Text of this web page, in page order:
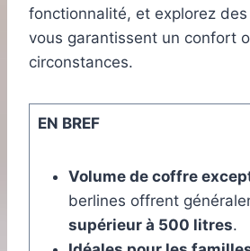
fonctionnalité, et explorez
vous garantissent un confort
circonstances.
EN BREF
Volume de coffre
berlines offrent
supérieur à 500 litres.